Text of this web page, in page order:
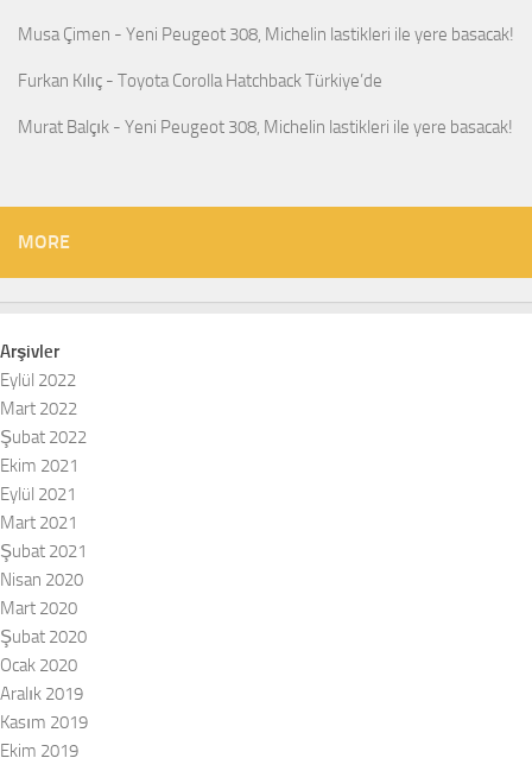
Musa Çimen - Yeni Peugeot 308, Michelin lastikleri ile yere basacak!
Furkan Kılıç - Toyota Corolla Hatchback Türkiye’de
Murat Balçık - Yeni Peugeot 308, Michelin lastikleri ile yere basacak!
MORE
Arşivler
Eylül 2022
Mart 2022
Şubat 2022
Ekim 2021
Eylül 2021
Mart 2021
Şubat 2021
Nisan 2020
Mart 2020
Şubat 2020
Ocak 2020
Aralık 2019
Kasım 2019
Ekim 2019